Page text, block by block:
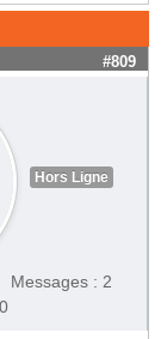
#809
Hors Ligne
Messages : 2